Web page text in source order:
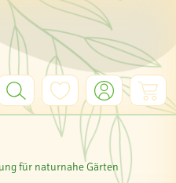
für naturnahe Gärten